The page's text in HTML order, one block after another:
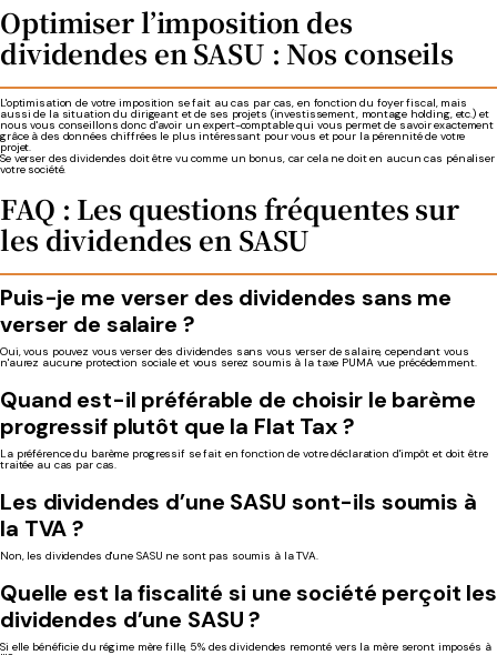
Optimiser l’imposition des
dividendes en SASU : Nos conseils
L'optimisation de votre imposition se fait au cas par cas, en fonction du foyer fiscal, mais
aussi de la situation du dirigeant et de ses projets (investissement, montage holding, etc.) et
nous vous conseillons donc d'avoir un expert-comptable qui vous permet de savoir exactement
grâce à des données chiffrées le plus intéressant pour vous et pour la pérennité de votre
projet.
Se verser des dividendes doit être vu comme un bonus, car cela ne doit en aucun cas pénaliser
votre société.
FAQ : Les questions fréquentes sur
les dividendes en SASU
Puis-je me verser des dividendes sans me
verser de salaire ?
Oui, vous pouvez vous verser des dividendes sans vous verser de salaire, cependant vous
n'aurez aucune protection sociale et vous serez soumis à la taxe PUMA vue précédemment.
Quand est-il préférable de choisir le barème
progressif plutôt que la Flat Tax ?
La préférence du barème progressif se fait en fonction de votre déclaration d'impôt et doit être
traitée au cas par cas.
Les dividendes d’une SASU sont-ils soumis à
la TVA ?
Non, les dividendes d'une SASU ne sont pas soumis à la TVA.
Quelle est la fiscalité si une société perçoit les
dividendes d’une SASU ?
Si elle bénéficie du régime mère fille, 5% des dividendes remonté vers la mère seront imposés à